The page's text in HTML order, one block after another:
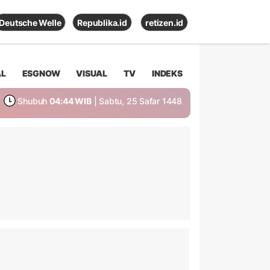
Deutsche Welle Republika.id retizen.id
ESGNOW VISUAL TV INDEKS
Shubuh 04:44 WIB | Sabtu, 25 Safar 1448